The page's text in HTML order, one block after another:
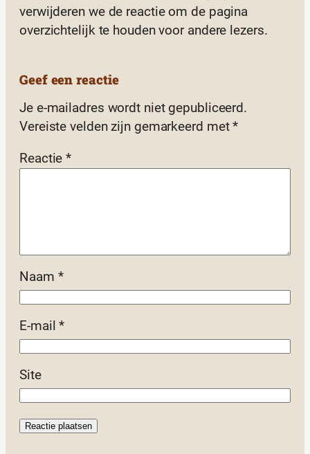
verwijderen we de reactie om de pagina
overzichtelijk te houden voor andere lezers.
Geef een reactie
Je e-mailadres wordt niet gepubliceerd.
Vereiste velden zijn gemarkeerd met*
Reactie*
Naam *
E-mail*
Site